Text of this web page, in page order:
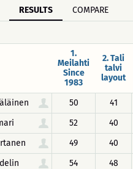
RESULTS COMPARE
1.
Meilahti
Since
1983
2. Tali
talvi
layout
50 41
52 40
49 40
54 48